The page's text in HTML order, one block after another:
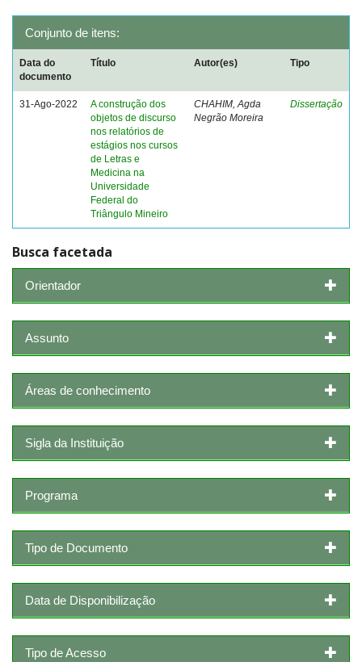
Conjunto de itens:
Data do
documento
Título Autor(es) Tipo
31-Ago-2022
A construção dos
objetos de discurso
nos relatórios de
estágios nos cursos
de Letras e
Medicina na
Universidade
Federal do
Triângulo Mineiro
CHAHIM, Agda
Negrão Moreira
Dissertação
Busca facetada
Orientador
Assunto
Áreas de conhecimento
Sigla da Instituição
Programa
Tipo de Documento
Data de Disponibilização
Tipo de Acesso